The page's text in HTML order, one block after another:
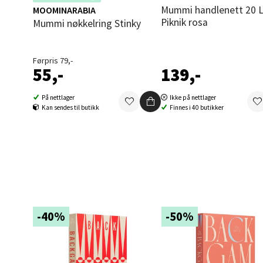
kampanje. Benytt deg av rabatten i
dag!
MOOMINARABIA
Mummi nøkkelring Stinky
Førpris 79,-
55,-
På nettlager
Kan sendes til butikk
Mummi handlenett 20 L
Piknik rosa
139,-
Ikke på nettlager
Finnes i 40 butikker
-40% -50%
Åpent
Thon
Åpent
0 i